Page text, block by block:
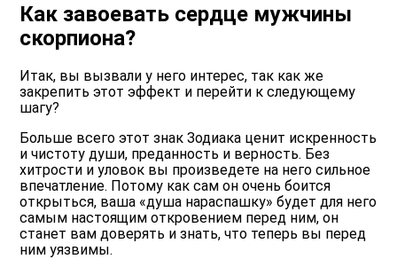
Как завоевать сердце мужчины
скорпиона?
Итак, вы вызвали у него интерес, так как же
закрепить этот эффект и перейти к следующему
шагу?
Больше всего этот знак Зодиака ценит искренность
и чистоту души, преданность и верность. Без
хитрости и уловок вы произведете на него сильное
впечатление. Потому как сам он очень боится
открыться, ваша «душа нараспашку» будет для него
самым настоящим откровением перед ним, он
станет вам доверять и знать, что теперь вы перед
ним уязвимы.